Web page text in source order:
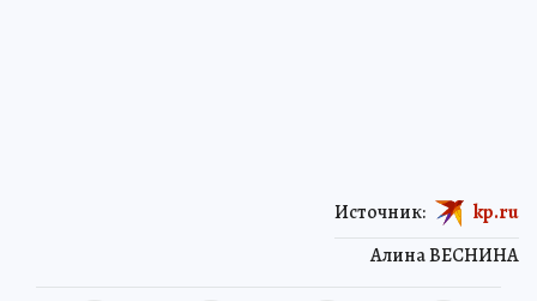
Алина ВЕСНИНА
Источник: kp.ru